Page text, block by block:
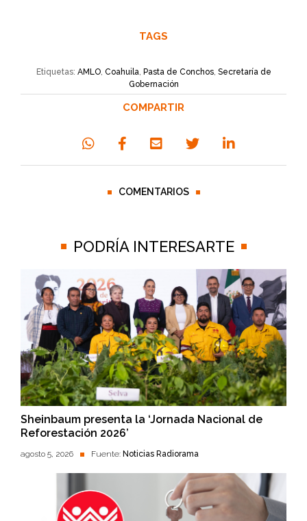
TAGS
Etiquetas: AMLO, Coahuila, Pasta de Conchos, Secretaría de
Gobernación
COMPARTIR
COMENTARIOS
PODRÍA INTERESARTE
Sheinbaum presenta la ‘Jornada Nacional de
Reforestación 2026’
agosto 5, 2026 Fuente: Noticias Radiorama